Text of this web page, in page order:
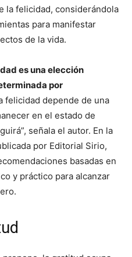
la felicidad, considerándola
para manifestar
de la vida.
es una elección
por
felicidad depende de una
en el estado de
señala el autor. En la
por Editorial Sirio,
basadas en
y práctico para alcanzar